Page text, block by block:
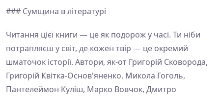
### Сумщина в літературі
Читання цієї книги — це як подорож у часі. Ти ніби
потрапляєш у світ, де кожен твір — це окремий
шматочок історії. Автори, як-от Григорій Сковорода,
Григорій Квітка-Основ'яненко, Микола Гоголь,
Пантелеймон Куліш, Марко Вовчок, Дмитро